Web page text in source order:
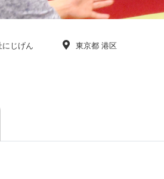
にじげん 東京都 港区